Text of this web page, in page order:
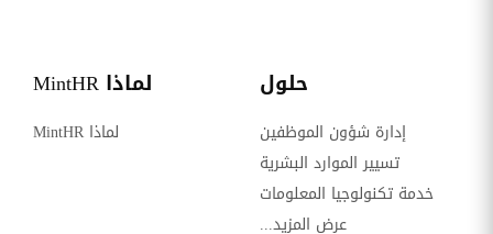
حلول
إدارة شؤون الموظفين
تسيير الموارد البشرية
خدمة تكنولوجيا المعلومات
عرض المزيد...
لماذا MintHR
لماذا MintHR